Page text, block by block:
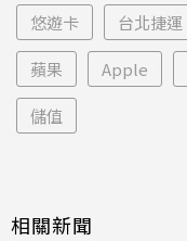
悠遊卡 台北捷運
蘋果 Apple
儲值
相關新聞